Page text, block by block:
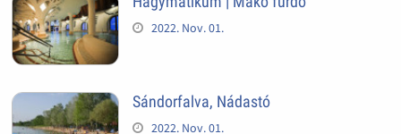
2022. Nov. 01.
Sándorfalva, Nádastó
2022. Nov. 01.